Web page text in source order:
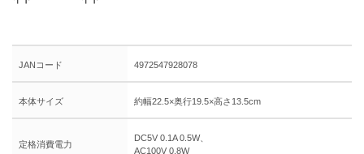
JANコード 4972547928078
本体サイズ 約幅22.5×奥行19.5×高さ13.5cm
定格消費電力
DC5V 0.1A 0.5W、
AC100V 0.8W